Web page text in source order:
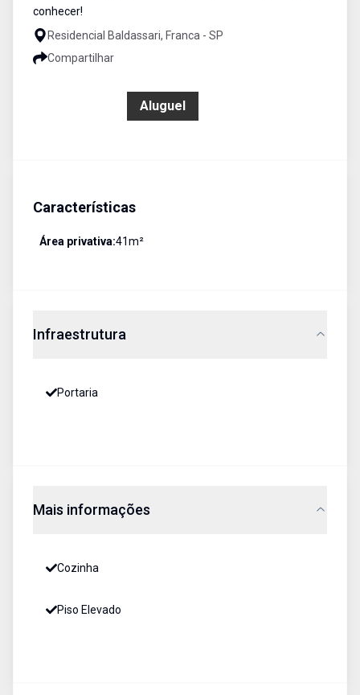
conhecer!
Residencial Baldassari, Franca - SP
Compartilhar
Aluguel
Características
Área privativa:41m²
Infraestrutura
Portaria
Mais informações
Cozinha
Piso Elevado